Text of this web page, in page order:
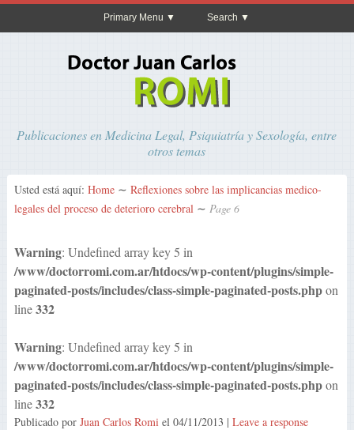
Primary Menu Search
Publicaciones en Medicina Legal, Psiquiatría y Sexología, entre
otros temas
Usted está aquí: Home ∼ Reflexiones sobre las implicancias medico-
legales del proceso de deterioro cerebral ∼ Page 6
Warning: Undefined array key 5 in
/www/doctorromi.com.ar/htdocs/wp-content/plugins/simple-
paginated-posts/includes/class-simple-paginated-posts.phpon
line332
Warning: Undefined array key 5 in
/www/doctorromi.com.ar/htdocs/wp-content/plugins/simple-
paginated-posts/includes/class-simple-paginated-posts.phpon
line332
Publicado por Juan Carlos Romiel 04/11/2013 | Leave a response